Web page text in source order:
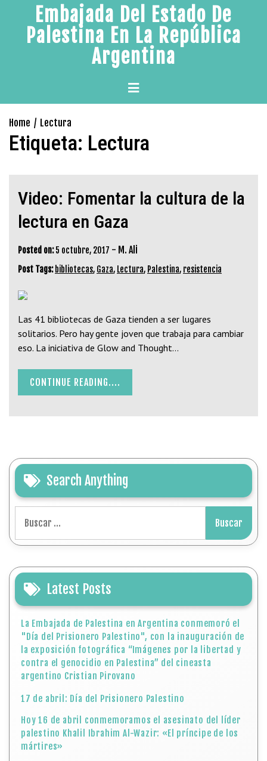
content
Embajada Del Estado De
Palestina En La República
Argentina
Primary
Menu
Home Lectura
Etiqueta: Lectura
Video: Fomentar la cultura de la
lectura en Gaza
Posted on: 5 octubre, 2017 - M. Ali
Post Tags: bibliotecas, Gaza, Lectura, Palestina, resistencia
Las 41 bibliotecas de Gaza tienden a ser lugares
solitarios. Pero hay gente joven que trabaja para cambiar
eso. La iniciativa de Glow and Thought…
CONTINUE READING....
Search Anything
Latest Posts
La Embajada de Palestina en Argentina conmemoró el
"Día del Prisionero Palestino", con la inauguración de
la exposición fotográfica “Imágenes por la libertad y
contra el genocidio en Palestina” del cineasta
argentino Cristian Pirovano
17 de abril: Día del Prisionero Palestino
Hoy 16 de abril conmemoramos el asesinato del líder
palestino Khalil Ibrahim Al-Wazir: «El príncipe de los
mártires»